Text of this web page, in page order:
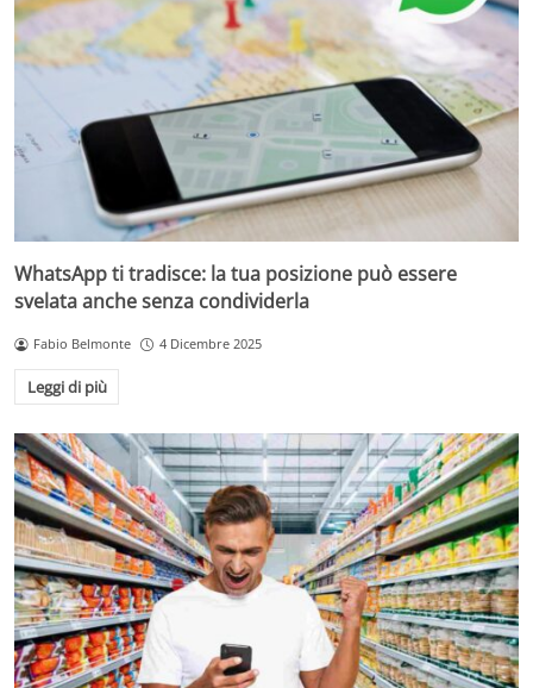
WhatsApp ti tradisce: la tua posizione può essere
svelata anche senza condividerla
Fabio Belmonte 4 Dicembre 2025
Leggi di più